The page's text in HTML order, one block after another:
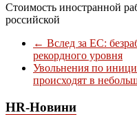
Стоимость иностранной
российской
← Вслед за ЕС:
рекордного уровня
Увольнения по
происходят в
HR-Новини